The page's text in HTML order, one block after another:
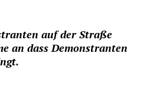
auf der Straße
an dass Demonstranten